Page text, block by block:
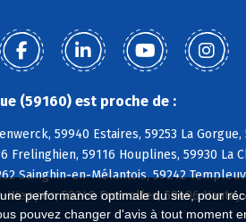
performance optimale du site, pour
pouvez changer d'avis à tout moment
(59160) est proche de :
59940 Estaires, 59253 La
Frelinghien, 59116 Houplines, 59930
Sainghin-en-Mélantois, 59242
Weppes, 59249 Fromelles, 59496